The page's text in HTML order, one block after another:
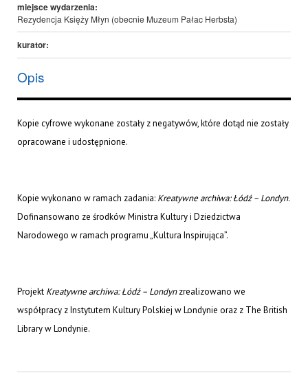
miejsce wydarzenia:
Rezydencja Księży Młyn (obecnie Muzeum Pałac Herbsta)
kurator:
Opis
Kopie cyfrowe wykonane zostały z negatywów, które dotąd nie zostały
opracowane i udostępnione.
Kopie wykonano w ramach zadania: Kreatywne archiwa: Łódź – Londyn.
Dofinansowano ze środków Ministra Kultury i Dziedzictwa
Narodowego w ramach programu „Kultura Inspirująca”.
Projekt Kreatywne archiwa: Łódź – Londynzrealizowano we
współpracy z Instytutem Kultury Polskiej w Londynie oraz z The British
Library w Londynie.